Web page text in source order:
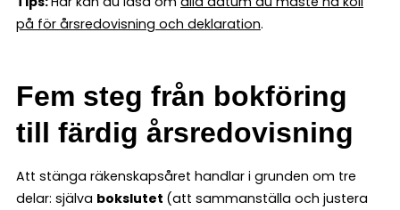
på för årsredovisning och deklaration.
Fem steg från bokföring
till färdig årsredovisning
Att stänga räkenskapsåret handlar i grunden om tre
delar: själva bokslutet (att sammanställa och justera